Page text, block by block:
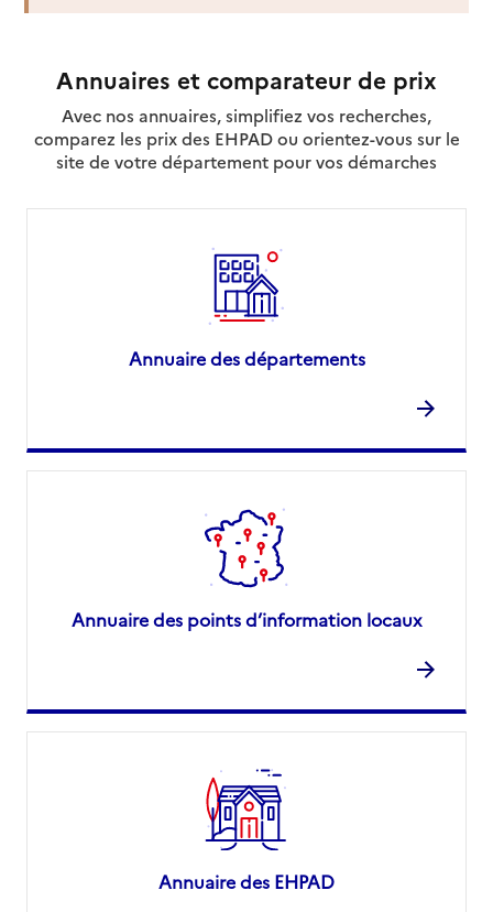
Annuaires et comparateur de prix
Avec nos annuaires, simplifiez vos recherches,
comparez les prix des EHPAD ou orientez-vous sur le
site de votre département pour vos démarches
Annuaire des départements
Annuaire des points d’information locaux
Annuaire des EHPAD